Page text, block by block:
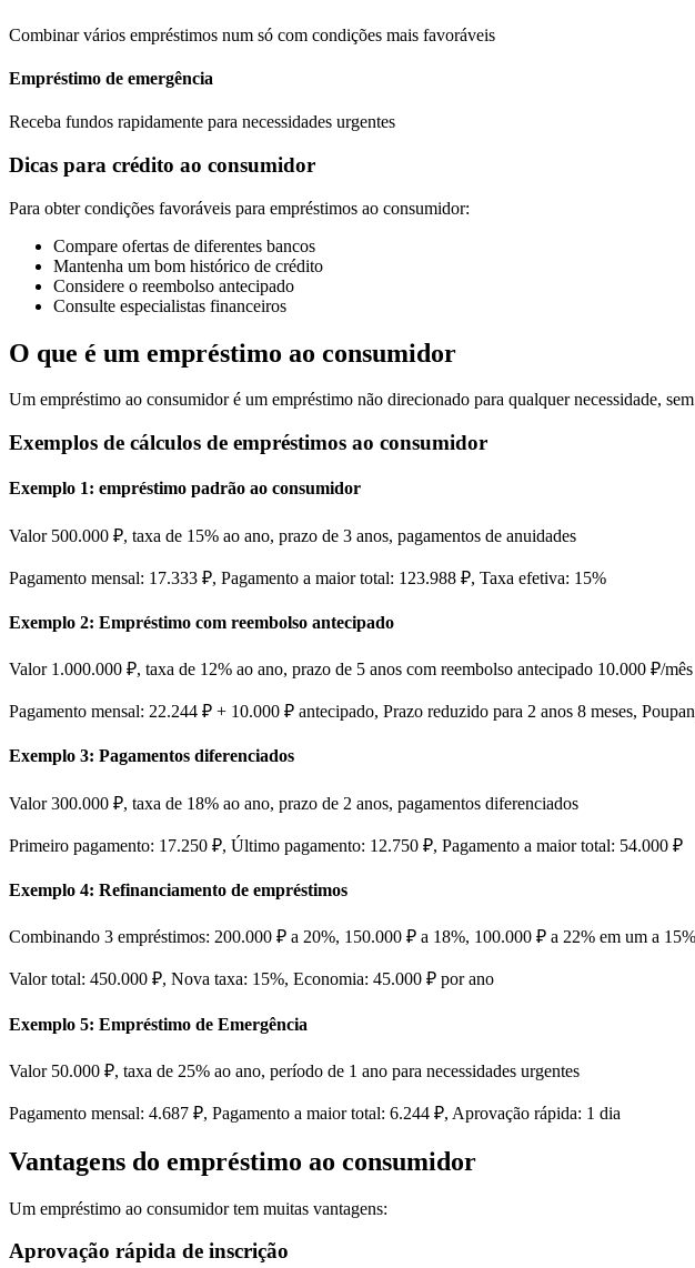
Combinar vários empréstimos num só com condições mais favoráveis
Empréstimo de emergência
Receba fundos rapidamente para necessidades urgentes
Dicas para crédito ao consumidor
Para obter condições favoráveis ​​​​para empréstimos ao consumidor:
Compare ofertas de diferentes bancos
Mantenha um bom histórico de crédito
Considere o reembolso antecipado
Consulte especialistas financeiros
O que é um empréstimo ao consumidor
Um empréstimo ao consumidor é um empréstimo não direcionado para qualquer necessidade,
Exemplos de cálculos de empréstimos ao consumidor
Exemplo 1: empréstimo padrão ao consumidor
Valor 500.000 ₽, taxa de 15% ao ano, prazo de 3 anos, pagamentos de anuidades
Pagamento mensal: 17.333 ₽, Pagamento a maior total: 123.988 ₽, Taxa efetiva: 15%
Exemplo 2: Empréstimo com reembolso antecipado
Valor 1.000.000 ₽, taxa de 12% ao ano, prazo de 5 anos com reembolso antecipado 10.000 ₽/mês
Pagamento mensal: 22.244 ₽ + 10.000 ₽ antecipado, Prazo reduzido para 2 anos 8 meses,
Exemplo 3: Pagamentos diferenciados
Valor 300.000 ₽, taxa de 18% ao ano, prazo de 2 anos, pagamentos diferenciados
Primeiro pagamento: 17.250 ₽, Último pagamento: 12.750 ₽, Pagamento a maior total: 54.000 ₽
Exemplo 4: Refinanciamento de empréstimos
Combinando 3 empréstimos: 200.000 ₽ a 20%, 150.000 ₽ a 18%, 100.000 ₽ a 22% em um a 15%
Valor total: 450.000 ₽, Nova taxa: 15%, Economia: 45.000 ₽ por ano
Exemplo 5: Empréstimo de Emergência
Valor 50.000 ₽, taxa de 25% ao ano, período de 1 ano para necessidades urgentes
Pagamento mensal: 4.687 ₽, Pagamento a maior total: 6.244 ₽, Aprovação rápida: 1 dia
Vantagens do empréstimo ao consumidor
Um empréstimo ao consumidor tem muitas vantagens:
Aprovação rápida de inscrição